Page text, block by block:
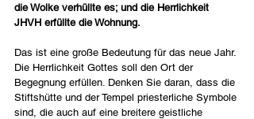
die Wolke verhüllte es; und die Herrlichkeit
JHVH erfüllte die Wohnung.
Das ist eine große Bedeutung für das neue Jahr.
Die Herrlichkeit Gottes soll den Ort der
Begegnung erfüllen. Denken Sie daran, dass die
Stiftshütte und der Tempel priesterliche Symbole
sind, die auch auf eine breitere geistliche